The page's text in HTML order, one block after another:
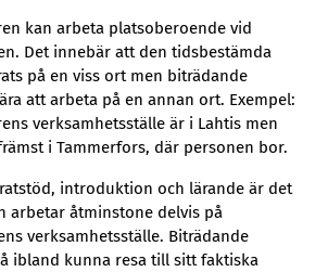
kan arbeta platsoberoende vid
Det innebär att den tidsbestämda
på en viss ort men biträdande
att arbeta på en annan ort. Exempel:
verksamhetsställe är i Lahtis men
i Tammerfors, där personen bor.
introduktion och lärande är det
arbetar åtminstone delvis på
verksamhetsställe. Biträdande
ibland kunna resa till sitt faktiska